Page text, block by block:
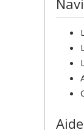
Aide